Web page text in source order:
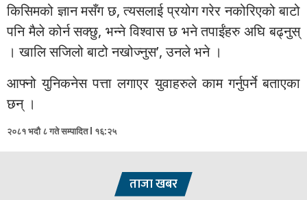
किसिमको ज्ञान मसँग छ, त्यसलाई प्रयोग गरेर नकोरिएको बाटो
पनि मैले कोर्न सक्छु, भन्ने विश्वास छ भने तपाईंहरु अघि बढ्नुस्
। खालि सजिलो बाटो नखोज्नुस’, उनले भने ।
आफ्नो युनिकनेस पत्ता लगाएर युवाहरुले काम गर्नुपर्ने बताएका
छन् ।
२०८१ भदौ ८ गते सम्पादित l १६:२५
ताजा खबर